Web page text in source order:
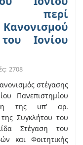
περί
Ιονίου
2708
στέγασης
Πανεπιστημίου
της υπ’ αρ.
Συγκλήτου του
Στέγαση του
και Φοιτητικής